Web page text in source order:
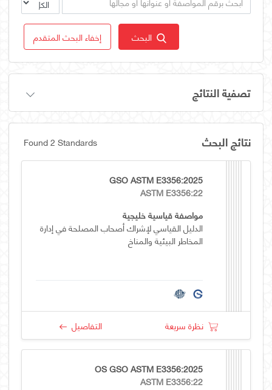
البحث إخفاء البحث المتقدم
تصفية النتائج
نتائج البحث Found 2 Standards
GSO ASTM E3356:2025
ASTM E3356:22
مواصفة قياسية خليجية
الدليل القياسي لإشراك أصحاب المصلحة في إدارة
المخاطر البيئية والمناخ
نظرة سريعة التفاصيل
OS GSO ASTM E3356:2025
ASTM E3356:22